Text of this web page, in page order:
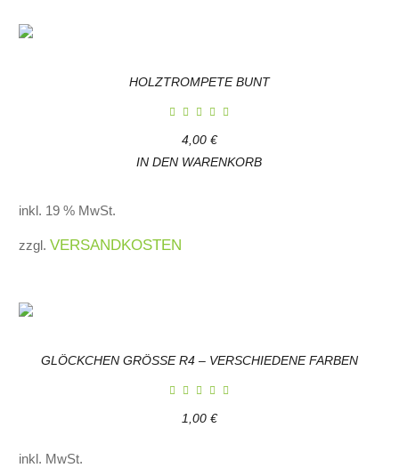
HOLZTROMPETE BUNT
4,00 €
IN DEN WARENKORB
inkl. 19 % MwSt.
zzgl.VERSANDKOSTEN
GLÖCKCHEN GRÖSSE R4 – VERSCHIEDENE FARBEN
1,00 €
inkl. MwSt.